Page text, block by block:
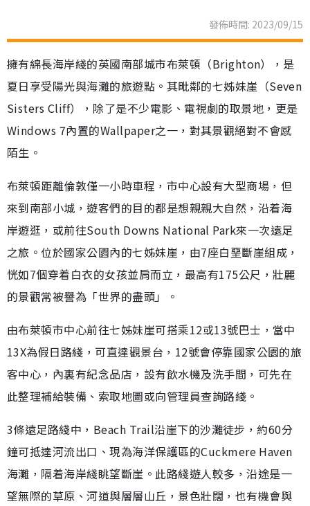
發佈時間: 2023/09/15
擁有綿長海岸綫的英國南部城市布萊頓（Brighton），是
夏日享受陽光與海灘的旅遊點。其毗鄰的七姊妹崖（Seven
Sisters Cliff），除了是不少電影、電視劇的取景地，更是
Windows 7內置的Wallpaper之一，對其景觀絕對不會感
陌生。
布萊頓距離倫敦僅一小時車程，市中心設有大型商場，但
來到南部小城，遊客們的目的都是想親親大自然，沿着海
岸遊逛，或前往South Downs National Park來一次遠足
之旅。位於國家公園內的七姊妹崖，由7座白堊斷崖組成，
恍如7個穿着白衣的女孩並肩而立，最高有175公尺，壯麗
的景觀常被譽為「世界的盡頭」。
由布萊頓市中心前往七姊妹崖可搭乘12或13號巴士，當中
13X為假日路綫，可直達觀景台，12號會停靠國家公園的旅
客中心，內裏有紀念品店，設有飲水機及洗手間，可先在
此整理補給裝備、索取地圖或向管理員查詢路綫。
3條遠足路綫中，Beach Trail沿崖下的沙灘徒步，約60分
鐘可抵達河流出口、現為海洋保護區的Cuckmere Haven
海灘，隔着海岸綫眺望斷崖。此路綫遊人較多，沿途是一
望無際的草原、河道與層層山丘，景色壯闊，也有機會與